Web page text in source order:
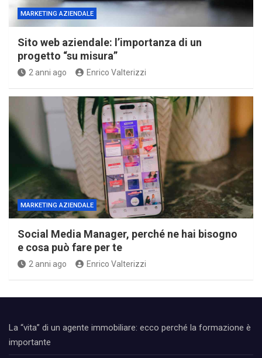
MARKETING AZIENDALE
Sito web aziendale: l’importanza di un
progetto “su misura”
2 anni ago Enrico Valterizzi
MARKETING AZIENDALE
Social Media Manager, perché ne hai bisogno
e cosa può fare per te
2 anni ago Enrico Valterizzi
La “vita” di un agente immobiliare: ecco perché la formazione è
importante